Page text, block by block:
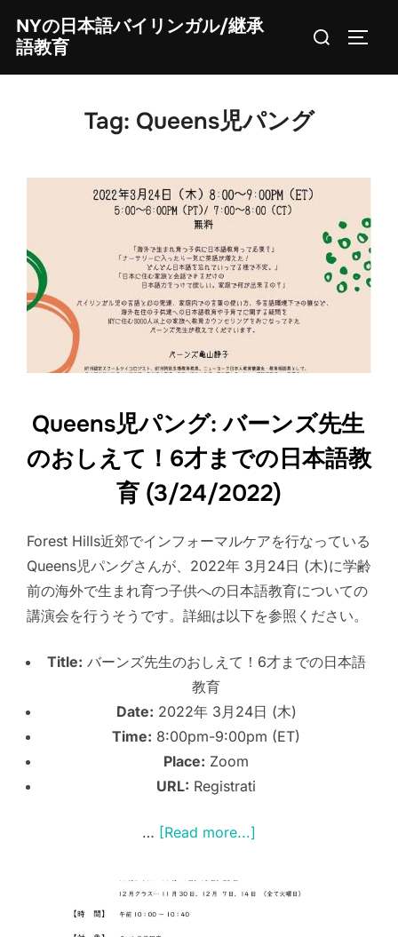
content
NYの日本語バイリンガル/継承
語教育
Search
Tag: Queens児パング
Queens児パング: バーンズ先生
のおしえて！6才までの日本語教
育 (3/24/2022)
Forest Hills近郊でインフォーマルケアを行なっている
Queens児パングさんが、2022年 3月24日 (木)に学齢
前の海外で生まれ育つ子供への日本語教育についての
講演会を行うそうです。詳細は以下を参照ください。
Title: バーンズ先生のおしえて！6才までの日本語
教育
Date: 2022年 3月24日 (木)
Time: 8:00pm-9:00pm (ET)
Place: Zoom
URL: Registrati
… [Read more...]